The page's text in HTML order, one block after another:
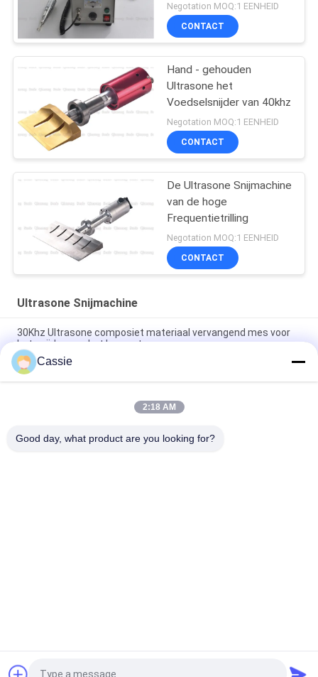
Negotation MOQ:1 EENHEID
CONTACT
Hand - gehouden
Ultrasone het
Voedselsnijder van 40khz
Negotation MOQ:1 EENHEID
CONTACT
De Ultrasone Snijmachine
van de hoge
Frequentietrilling
Negotation MOQ:1 EENHEID
CONTACT
Ultrasone Snijmachine
30Khz Ultrasone composiet materiaal vervangend mes voor
het snijden van het lemmet
40Khz ultrasone 82,5 mm snijmachine voor het snijden van
banden
Ultrasone hoogfrequente trillingen 20Khz laagtemperatuur
Cassie
2:18 AM
Good day, what product are you looking for?